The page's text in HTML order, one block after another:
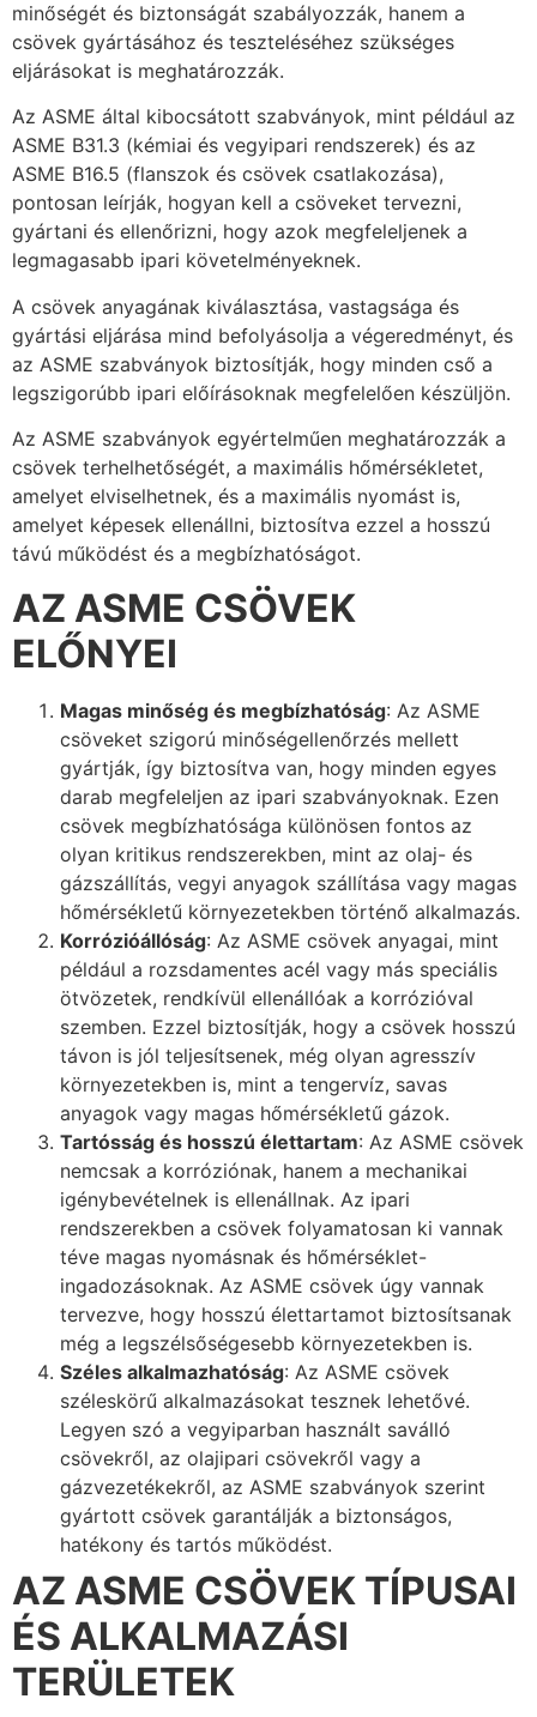
minőségét és biztonságát szabályozzák, hanem a
csövek gyártásához és teszteléséhez szükséges
eljárásokat is meghatározzák.
Az ASME által kibocsátott szabványok, mint például az
ASME B31.3 (kémiai és vegyipari rendszerek) és az
ASME B16.5 (flanszok és csövek csatlakozása),
pontosan leírják, hogyan kell a csöveket tervezni,
gyártani és ellenőrizni, hogy azok megfeleljenek a
legmagasabb ipari követelményeknek.
A csövek anyagának kiválasztása, vastagsága és
gyártási eljárása mind befolyásolja a végeredményt, és
az ASME szabványok biztosítják, hogy minden cső a
legszigorúbb ipari előírásoknak megfelelően készüljön.
Az ASME szabványok egyértelműen meghatározzák a
csövek terhelhetőségét, a maximális hőmérsékletet,
amelyet elviselhetnek, és a maximális nyomást is,
amelyet képesek ellenállni, biztosítva ezzel a hosszú
távú működést és a megbízhatóságot.
AZ ASME CSÖVEK
ELŐNYEI
Magas minőség és megbízhatóság: Az ASME
csöveket szigorú minőségellenőrzés mellett
gyártják, így biztosítva van, hogy minden egyes
darab megfeleljen az ipari szabványoknak. Ezen
csövek megbízhatósága különösen fontos az
olyan kritikus rendszerekben, mint az olaj- és
gázszállítás, vegyi anyagok szállítása vagy magas
hőmérsékletű környezetekben történő alkalmazás.
Korrózióállóság: Az ASME csövek anyagai, mint
például a rozsdamentes acél vagy más speciális
ötvözetek, rendkívül ellenállóak a korrózióval
szemben. Ezzel biztosítják, hogy a csövek hosszú
távon is jól teljesítsenek, még olyan agresszív
környezetekben is, mint a tengervíz, savas
anyagok vagy magas hőmérsékletű gázok.
Tartósság és hosszú élettartam: Az ASME csövek
nemcsak a korróziónak, hanem a mechanikai
igénybevételnek is ellenállnak. Az ipari
rendszerekben a csövek folyamatosan ki vannak
téve magas nyomásnak és hőmérséklet-
ingadozásoknak. Az ASME csövek úgy vannak
tervezve, hogy hosszú élettartamot biztosítsanak
még a legszélsőségesebb környezetekben is.
Széles alkalmazhatóság: Az ASME csövek
széleskörű alkalmazásokat tesznek lehetővé.
Legyen szó a vegyiparban használt saválló
csövekről, az olajipari csövekről vagy a
gázvezetékekről, az ASME szabványok szerint
gyártott csövek garantálják a biztonságos,
hatékony és tartós működést.
AZ ASME CSÖVEK TÍPUSAI
ÉS ALKALMAZÁSI
TERÜLETEK